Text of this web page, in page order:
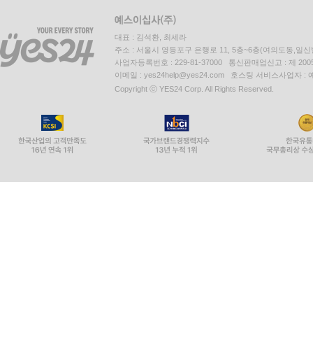
대표 : 김석환, 최세라
주소 : 서울시 영등포구 은행로 11, 5층~6층(여의도동,일신
사업자등록번호 : 229-81-37000 통신판매업신고 : 제
이메일 : yes24help@yes24.com 호스팅 서비스사업자 :
Copyright ⓒ YES24 Corp. All Rights Reserved.